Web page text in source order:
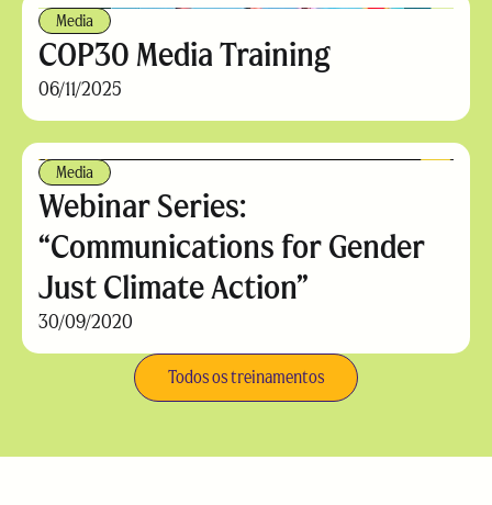
Media
COP30 Media Training
06/11/2025
Media
Webinar Series:
“Communications for Gender
Just Climate Action”
30/09/2020
Todos os treinamentos